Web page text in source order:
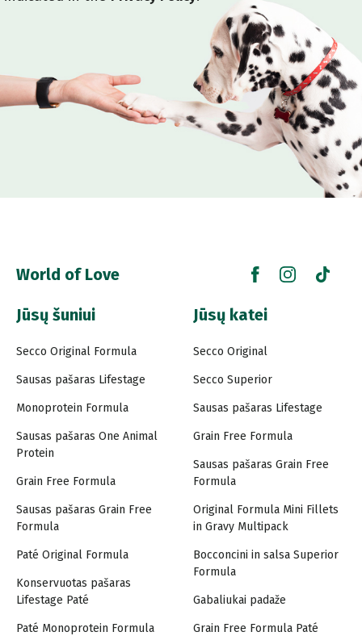
World of Love
Jūsų šuniui
Secco Original Formula
Sausas pašaras Lifestage
Monoprotein Formula
Sausas pašaras One Animal
Protein
Grain Free Formula
Sausas pašaras Grain Free
Formula
Paté Original Formula
Konservuotas pašaras
Lifestage Paté
Paté Monoprotein Formula
Jūsų katei
Secco Original
Secco Superior
Sausas pašaras Lifestage
Grain Free Formula
Sausas pašaras Grain Free
Formula
Original Formula Mini Fillets
in Gravy Multipack
Bocconcini in salsa Superior
Formula
Gabaliukai padaže
Grain Free Formula Paté